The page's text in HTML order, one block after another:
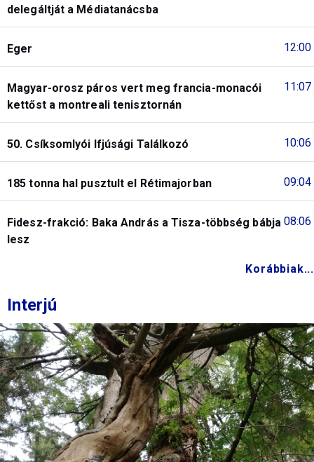
delegáltját a Médiatanácsba
12:00
Eger
11:07
Magyar-orosz páros vert meg francia-monacói
kettőst a montreali tenisztornán
10:06
50. Csíksomlyói Ifjúsági Találkozó
09:04
185 tonna hal pusztult el Rétimajorban
08:06
Fidesz-frakció: Baka András a Tisza-többség bábja
lesz
Korábbiak...
Interjú